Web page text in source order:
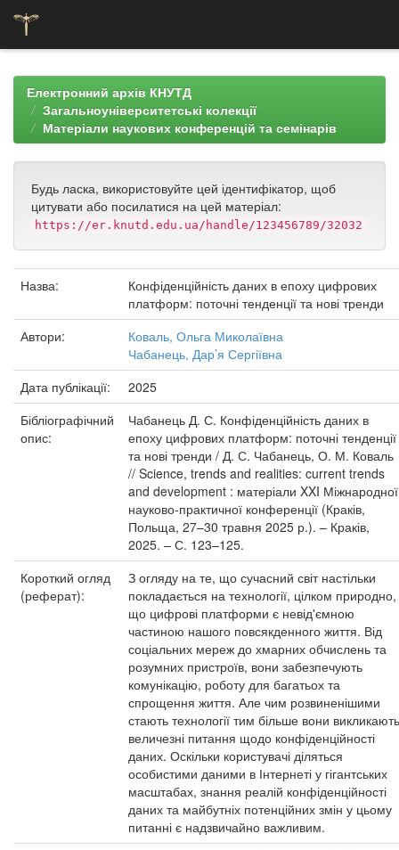
navigationЕлектронний архів КНУТД
Загальноуніверситетські колекції
Матеріали наукових конференцій та семінарів
Будь ласка, використовуйте цей ідентифікатор, щоб
цитувати або посилатися на цей матеріал:
https://er.knutd.edu.ua/handle/123456789/32032
Назва:
Конфіденційність даних в епоху цифрових
платформ: поточні тенденції та нові тренди
Автори:
Коваль, Ольга Миколаївна
Чабанець, Дар’я Сергіївна
Дата публікації:
2025
Бібліографічний
опис:
Чабанець Д. С. Конфіденційність даних в
епоху цифрових платформ: поточні тенденції
та нові тренди / Д. С. Чабанець, О. М. Коваль
// Science, trends and realities: current trends
and development : матеріали XXI Міжнародної
науково-практичної конференції (Краків,
Польща, 27–30 травня 2025 р.). – Краків,
2025. – С. 123–125.
Короткий огляд
(реферат):
З огляду на те, що сучасний світ настільки
покладається на технології, цілком природно,
що цифрові платформи є невід'ємною
частиною нашого повсякденного життя. Від
соціальних мереж до хмарних обчислень та
розумних пристроїв, вони забезпечують
комунікацію, роботу для багатьох та
спрощення життя. Але чим розвиненішими
стають технології тим більше вони викликають
величезні питання щодо конфіденційності
даних. Оскільки користувачі діляться
особистими даними в Інтернеті у гігантських
масштабах, знання реалій конфіденційності
даних та майбутніх потенційних змін у цьому
питанні є надзвичайно важливим.